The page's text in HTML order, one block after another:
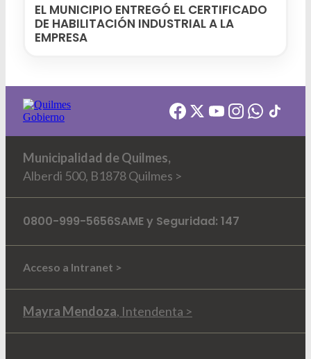
EL MUNICIPIO ENTREGÓ EL CERTIFICADO
DE HABILITACIÓN INDUSTRIAL A LA
EMPRESA
Municipalidad de Quilmes,
Alberdi 500, B1878 Quilmes >
0800-999-5656SAME y Seguridad: 147
Acceso a Intranet >
Mayra Mendoza, Intendenta >